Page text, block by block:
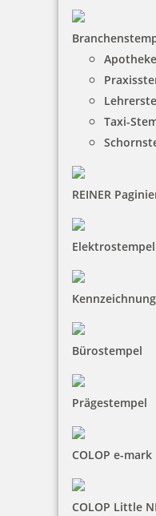
Taxi-
REINER
Elektrostempel
Bürostempel
Prägestempel
COLOP e-mark
COLOP Little